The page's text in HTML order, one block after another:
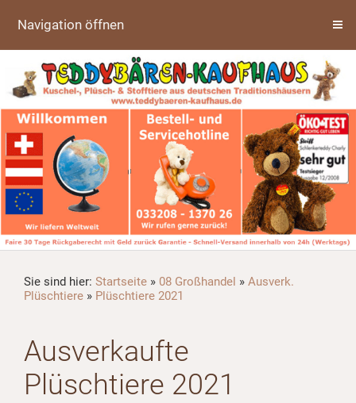
Navigation öffnen
Sie sind hier: Startseite » 08 Großhandel » Ausverk.
Plüschtiere » Plüschtiere 2021
Ausverkaufte
Plüschtiere 2021